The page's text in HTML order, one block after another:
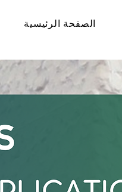
الصفحة الرئيسية